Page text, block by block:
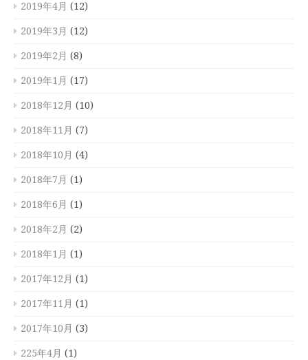
2019年4月 (12)
2019年3月 (12)
2019年2月 (8)
2019年1月 (17)
2018年12月 (10)
2018年11月 (7)
2018年10月 (4)
2018年7月 (1)
2018年6月 (1)
2018年2月 (2)
2018年1月 (1)
2017年12月 (1)
2017年11月 (1)
2017年10月 (3)
225年4月 (1)